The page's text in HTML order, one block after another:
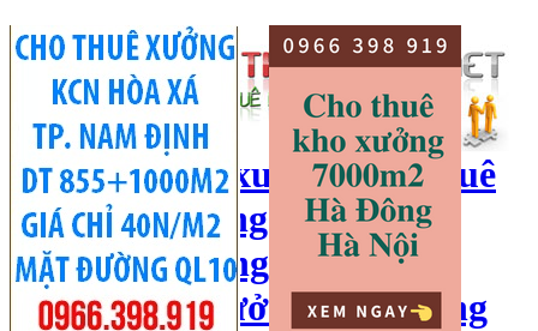
cho thuê kho xưởng, cho thuê
kho, kho xưởng hà nội, cho
thuê nhà xưởng, cho thuê
xưởng, kho xưởng hải dương